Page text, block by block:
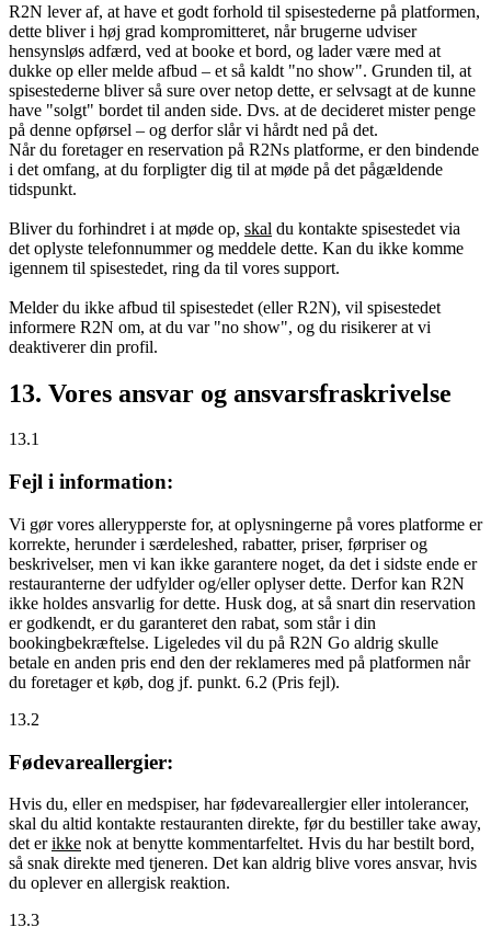
R2N lever af, at have et godt forhold til spisestederne på platformen,
dette bliver i høj grad kompromitteret, når brugerne udviser
hensynsløs adfærd, ved at booke et bord, og lader være med at
dukke op eller melde afbud – et så kaldt "no show". Grunden til, at
spisestederne bliver så sure over netop dette, er selvsagt at de kunne
have "solgt" bordet til anden side. Dvs. at de decideret mister penge
på denne opførsel – og derfor slår vi hårdt ned på det.
Når du foretager en reservation på R2Ns platforme, er den bindende
i det omfang, at du forpligter dig til at møde på det pågældende
tidspunkt.
Bliver du forhindret i at møde op, skal du kontakte spisestedet via
det oplyste telefonnummer og meddele dette. Kan du ikke komme
igennem til spisestedet, ring da til vores support.
Melder du ikke afbud til spisestedet (eller R2N), vil spisestedet
informere R2N om, at du var "no show", og du risikerer at vi
deaktiverer din profil.
13. Vores ansvar og ansvarsfraskrivelse
13.1
Fejl i information:
Vi gør vores allerypperste for, at oplysningerne på vores platforme er
korrekte, herunder i særdeleshed, rabatter, priser, førpriser og
beskrivelser, men vi kan ikke garantere noget, da det i sidste ende er
restauranterne der udfylder og/eller oplyser dette. Derfor kan R2N
ikke holdes ansvarlig for dette. Husk dog, at så snart din reservation
er godkendt, er du garanteret den rabat, som står i din
bookingbekræftelse. Ligeledes vil du på R2N Go aldrig skulle
betale en anden pris end den der reklameres med på platformen når
du foretager et køb, dog jf. punkt. 6.2 (Pris fejl).
13.2
Fødevareallergier:
Hvis du, eller en medspiser, har fødevareallergier eller intolerancer,
skal du altid kontakte restauranten direkte, før du bestiller take away,
det erikke nok at benytte kommentarfeltet. Hvis du har bestilt bord,
så snak direkte med tjeneren. Det kan aldrig blive vores ansvar, hvis
du oplever en allergisk reaktion.
13.3